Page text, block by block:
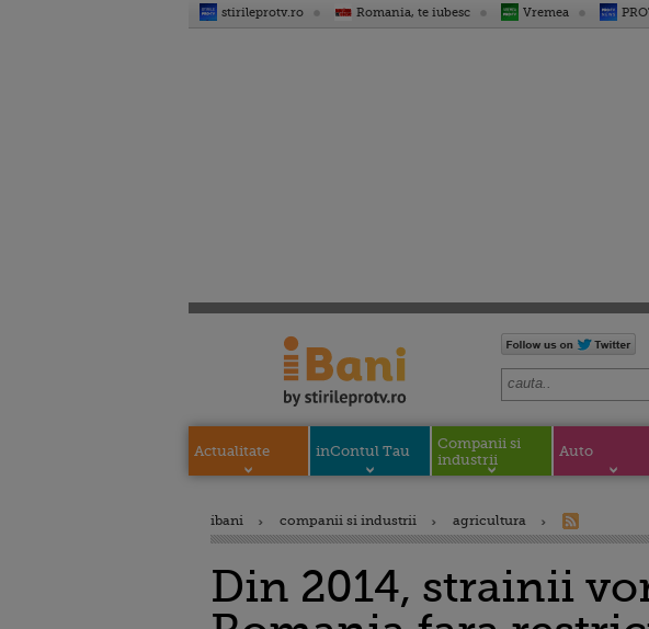
stirileprotv.ro Romania, te iubesc Vremea
Actualitate inContul Tau
Companii si
industrii
Auto
ibani companii si industrii agricultura
Din 2014, strainii